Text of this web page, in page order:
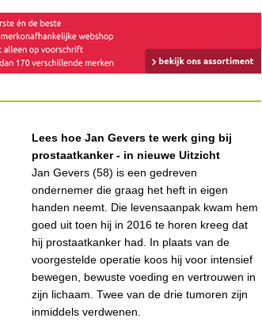
Lees hoe Jan Gevers te werk ging bij
prostaatkanker - in nieuwe Uitzicht
Jan Gevers (58) is een gedreven
ondernemer die graag het heft in eigen
handen neemt. Die levensaanpak kwam hem
goed uit toen hij in 2016 te horen kreeg dat
hij prostaatkanker had. In plaats van de
voorgestelde operatie koos hij voor intensief
bewegen, bewuste voeding en vertrouwen in
zijn lichaam. Twee van de drie tumoren zijn
inmiddels verdwenen.